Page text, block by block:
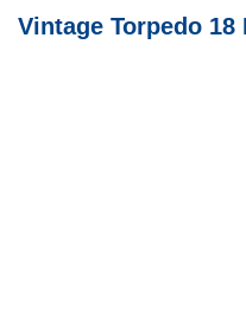
Vintage Torpedo 18